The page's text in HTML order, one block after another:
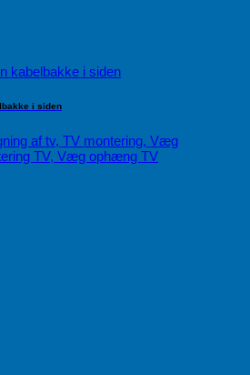
i siden
af tv, TV montering, Væg
TV, Væg ophæng TV